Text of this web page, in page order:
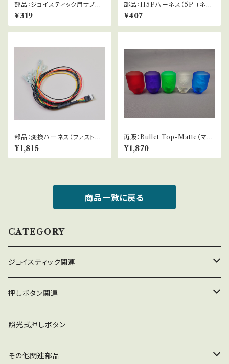
部品：ジョイスティック用サブガ
イド_ビスナシ
¥319
部品：H5Pハーネス（5Pコネク
タ接続用）
¥407
部品：変換ハーネス（ファストン
端子・静音タイプ用）
¥1,815
再販：Bullet Top-Matte（マッ
ト仕様バブル）
¥1,870
商品一覧に戻る
CATEGORY
ジョイスティック関連
ジョイスティック本体
コネクタ接続型
ファストン端子型
ジョイスティック関連部品
レバーボール
NOBIモデル関連
押しボタン関連
押しボタン_30φ
30φ_ネジ式
押しボタン_24φ
照光式押しボタン
その他関連部品